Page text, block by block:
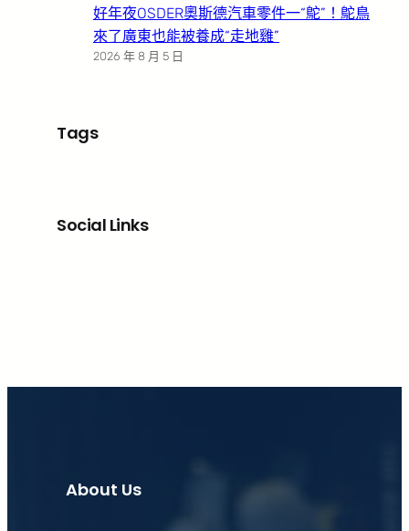
好年夜OSDER奧斯德汽車零件一“鴕”！鴕鳥
來了廣東也能被養成“走地雞”
2026 年 8 月 5 日
Tags
Social Links
About Us